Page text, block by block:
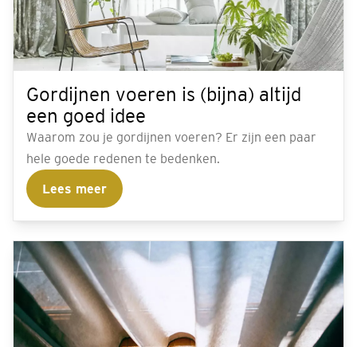
Gordijnen voeren is (bijna) altijd
een goed idee
Waarom zou je gordijnen voeren? Er zijn een paar
hele goede redenen te bedenken.
Lees meer